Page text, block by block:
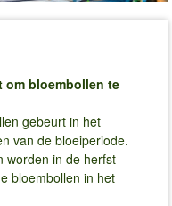
om bloembollen te
gebeurt in het
van de bloeiperiode.
worden in de herfst
bloembollen in het